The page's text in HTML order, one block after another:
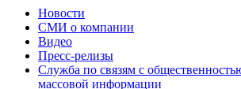
Новости
СМИ о компании
Видео
Пресс-релизы
Служба по связям с
массовой информации